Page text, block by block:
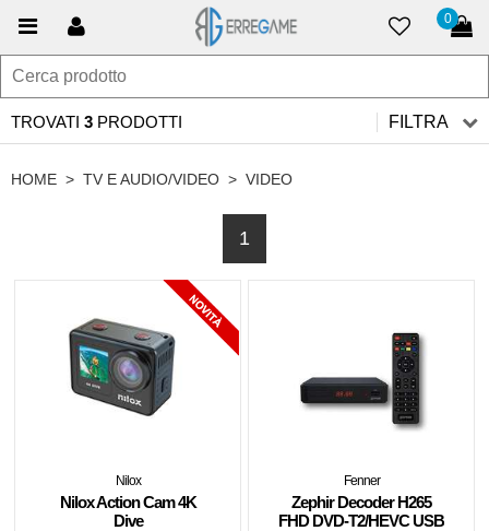
0
TROVATI 3 PRODOTTI FILTRA
HOME > TV E AUDIO/VIDEO > VIDEO
1
Nilox
Nilox Action Cam 4K
Dive
Fenner
Zephir Decoder H265
FHD DVD-T2/HEVC USB